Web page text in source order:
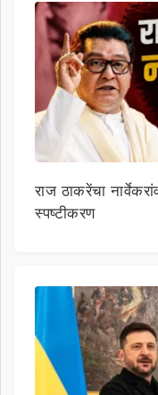
राज ठाकरेंचा
स्पष्टीकरण